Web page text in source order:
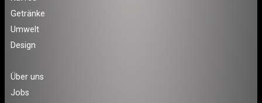
Getränke
Umwelt
Design
Über uns
Jobs